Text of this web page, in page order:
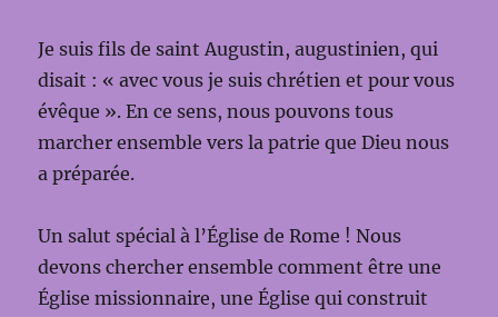
Je suis fils de saint Augustin, augustinien, qui
disait : « avec vous je suis chrétien et pour vous
évêque ». En ce sens, nous pouvons tous
marcher ensemble vers la patrie que Dieu nous
a préparée.
Un salut spécial à l’Église de Rome ! Nous
devons chercher ensemble comment être une
Église missionnaire, une Église qui construit